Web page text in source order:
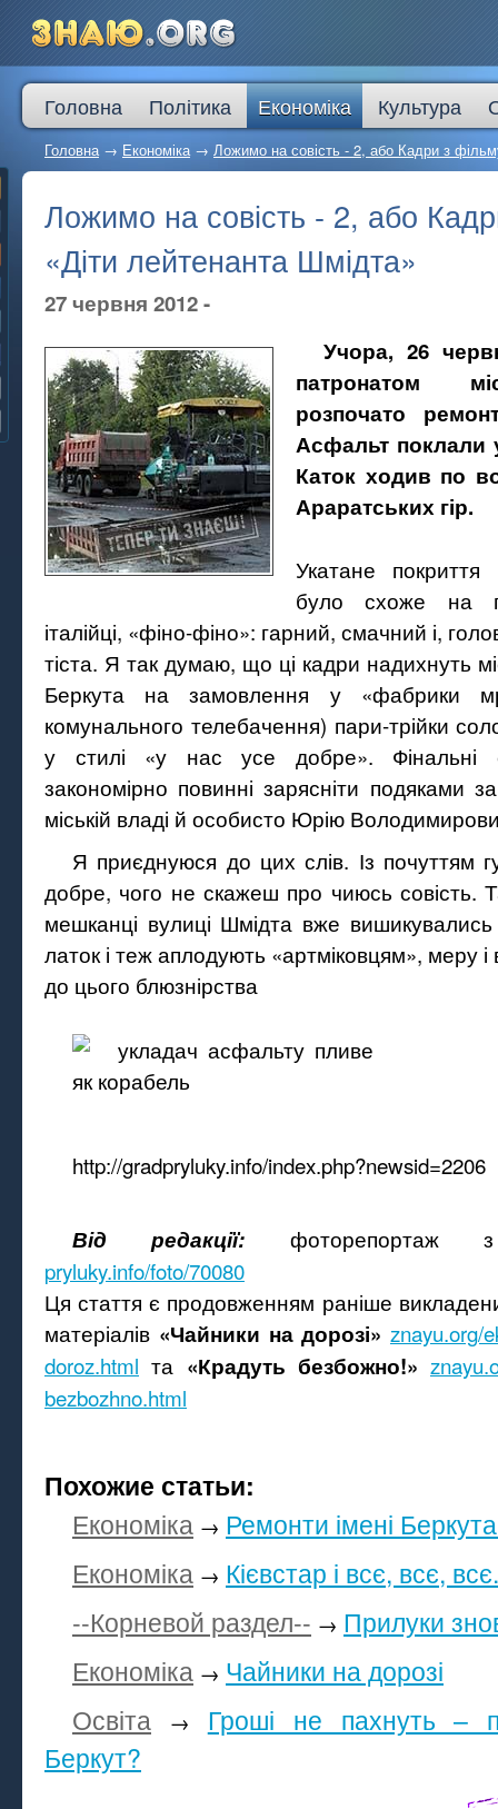
Головна Політика Економіка Культура
Головна→ Економіка→ Ложимо на совість - 2, або Кадри з
Ложимо на совість - 2, або
«Діти лейтенанта Шмідта»
27 червня 2012 -
Учора, 26
патронатом
розпочато
Асфальт поклали
Каток ходив по
Араратських гір.
Укатане
було схоже на
італійці, «фіно-фіно»: гарний, смачний і,
тіста. Я так думаю, що ці кадри надихнуть
Беркута на замовлення у «фабрики
комунального телебачення) пари-трійки
у стилі «у нас усе добре». Фінальні
закономірно повинні зарясніти подяками
міській владі й особисто Юрію
Я приєднуюся до цих слів. Із почуттям
добре, чого не скажеш про чиюсь совість.
мешканці вулиці Шмідта вже вишикувались
латок і теж аплодують «артміковцям», меру і
до цього блюзнірства
http://gradpryluky.info/index.php?newsid=2206
Від редакції: фоторепортаж
pryluky.info/foto/70080
Ця стаття є продовженням раніше
матеріалів «Чайники на дорозі» znayu.org/
doroz.html та «Крадуть безбожно!»
bezbozhno.html
Похожие статьи:
Економіка → Ремонти імені
Економіка → Кієвстар і всє, всє,
--Корневой раздел-- → Прилуки
Економіка → Чайники на дорозі
Освіта → Гроші не пахнуть –
Беркут?